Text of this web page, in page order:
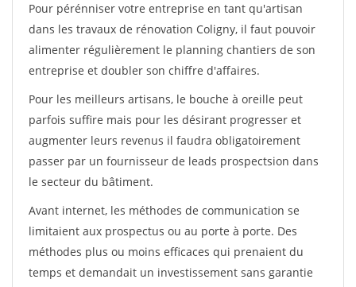
Pour pérénniser votre entreprise en tant qu'artisan
dans les travaux de rénovation Coligny, il faut pouvoir
alimenter régulièrement le planning chantiers de son
entreprise et doubler son chiffre d'affaires.
Pour les meilleurs artisans, le bouche à oreille peut
parfois suffire mais pour les désirant progresser et
augmenter leurs revenus il faudra obligatoirement
passer par un fournisseur de leads prospectsion dans
le secteur du bâtiment.
Avant internet, les méthodes de communication se
limitaient aux prospectus ou au porte à porte. Des
méthodes plus ou moins efficaces qui prenaient du
temps et demandait un investissement sans garantie